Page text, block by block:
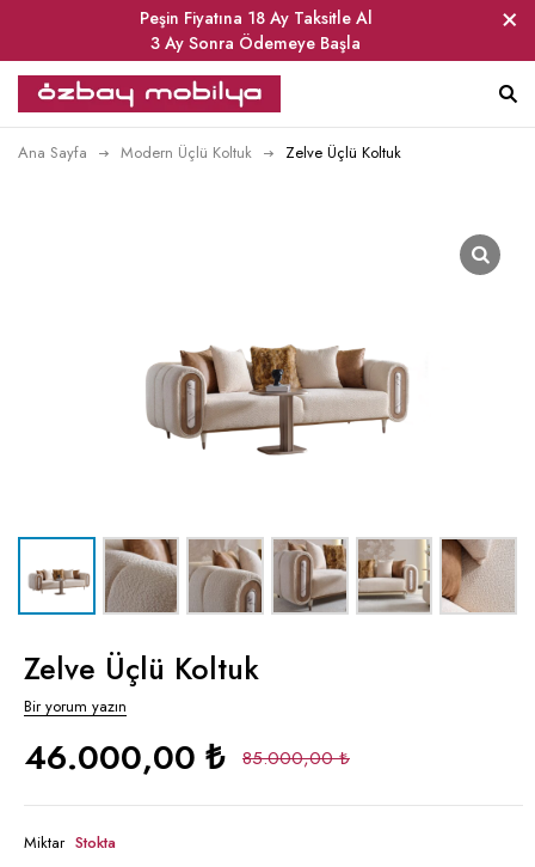
Peşin Fiyatına 18 Ay Taksitle Al
3 Ay Sonra Ödemeye Başla
Ana Sayfa Modern Üçlü Koltuk Zelve Üçlü Koltuk
Zelve Üçlü Koltuk
Bir yorum yazın
85.000,00₺
46.000,00 ₺
Miktar Stokta